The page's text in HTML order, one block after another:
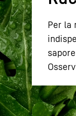
Maggiori
Per la